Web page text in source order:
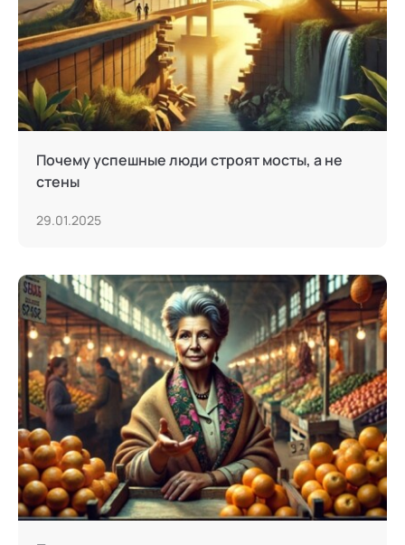
Почему успешные люди строят мосты, а не
стены
29.01.2025